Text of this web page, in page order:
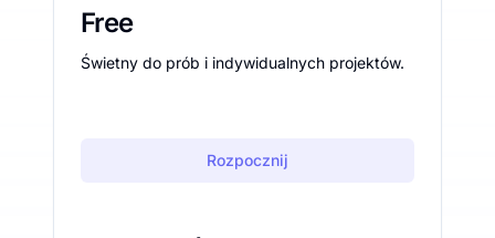
Free
Świetny do prób i indywidualnych projektów.
Rozpocznij